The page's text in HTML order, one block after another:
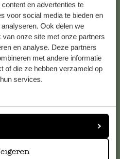
en advertenties te
voor social media te bieden en
Ook delen we
onze site met onze partners
en analyse. Deze partners
met andere informatie
of die ze hebben verzameld op
services.
je contact opnemen met onze
het antwoord op de